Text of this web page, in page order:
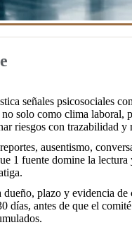
señales psicosociales
solo como clima laboral,
riesgos con trazabilidad y
ausentismo,
1 fuente domine la lectura
dueño, plazo y evidencia de
días, antes de que el